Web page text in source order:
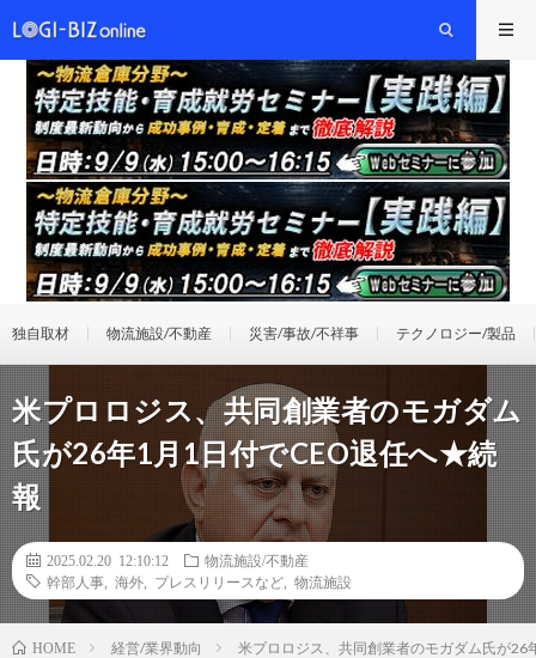
独自取材 物流施設/不動産 災害/事故/不祥事 テクノロジー/製品
米プロロジス、共同創業者のモガダム
氏が26年1月1日付でCEO退任へ★続
報
2025.02.20 12:10:12
物流施設/不動産
幹部人事
海外 プレスリリースなど 物流施設
HOME 経営/業界動向 米プロロジス、共同創業者のモガダム氏が